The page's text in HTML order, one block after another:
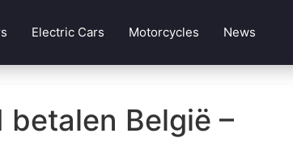
Electric Cars Motorcycles News
België –